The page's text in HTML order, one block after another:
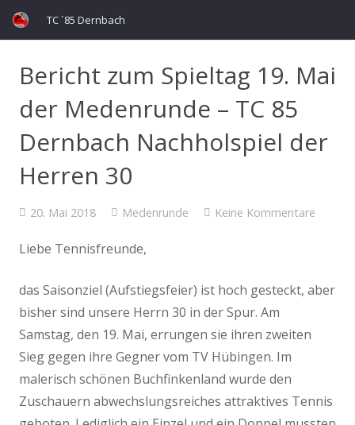
TC ´85 Dernbach
Bericht zum Spieltag 19. Mai
der Medenrunde – TC 85
Dernbach Nachholspiel der
Herren 30
20. Mai 2018 Medenrunde Keine Kommentare
Liebe Tennisfreunde,
das Saisonziel (Aufstiegsfeier) ist hoch gesteckt, aber
bisher sind unsere Herrn 30 in der Spur. Am
Samstag, den 19. Mai, errungen sie ihren zweiten
Sieg gegen ihre Gegner vom TV Hübingen. Im
malerisch schönen Buchfinkenland wurde den
Zuschauern abwechslungsreiches attraktives Tennis